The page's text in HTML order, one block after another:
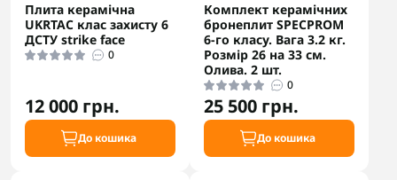
Плита керамічна
UKRTAC клас захисту 6
ДСТУ strike face
0
12 000 грн.
До кошика
Комплект керамічних
бронеплит SPECPROM
6-го класу. Вага 3.2 кг.
Розмір 26 на 33 см.
Олива. 2 шт.
0
25 500 грн.
До кошика